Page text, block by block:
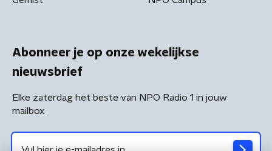
Abonneer je op onze wekelijkse
nieuwsbrief
Elke zaterdag het beste van NPO Radio 1 in jouw
mailbox